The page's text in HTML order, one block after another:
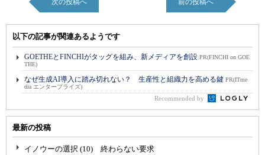
次の投稿へ 前の投稿へ
以下の記事が関連あるようです
GOETHEとFINCHIがタッグを組み、新メディアを創設 PR(FINCHI on GOE
THE)
なぜ生成AI導入に踏み切れない？ 生産性と組織力を高める鍵 PR(ITme
dia エンタープライズ)
Recommended by
最新の投稿
イノウーの選択 (10) 終わらない要求